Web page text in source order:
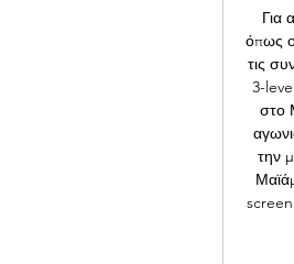
Για
όπως
τις
3-
στο
την